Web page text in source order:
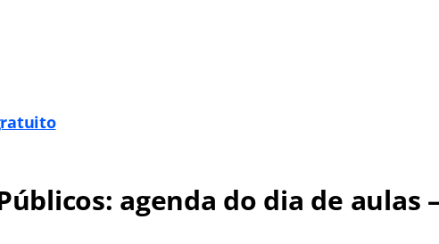
agenda do dia de aulas –